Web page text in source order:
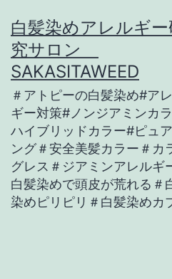
ン
テ
ン
ツ
へ
ス
キ
ッ
白髪染めアレルギー
究サロン
SAKASITAWEED
＃アトピーの白髪染め#ア
ギー対策#ノンジアミンカ
ハイブリッドカラー#ピュア
ング＃安全美髪カラー＃カ
グレス＃ジアミンアレルギ
白髪染めで頭皮が荒れる＃
染めピリピリ＃白髪染めカ